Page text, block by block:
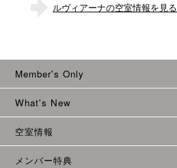
ルヴィアーナの空室情報を見る
Member's Only
What's New
空室情報
メンバー特典